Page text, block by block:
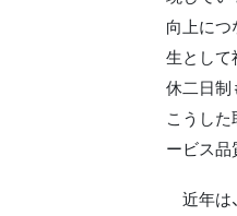
向上につ
生として
休二日制
こうした
ービス品
近年は